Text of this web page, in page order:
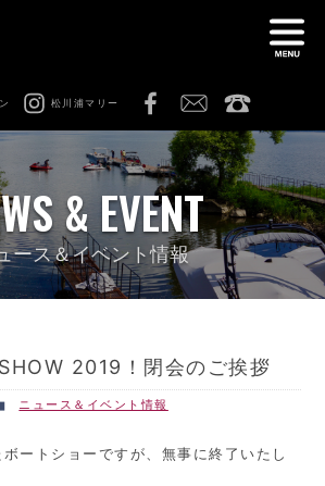
松川浦マリー
在庫情報
猪苗代ビーチサイドマリーナ
& EVENT
ース＆イベント情報
2019！閉会のご挨拶
ニュース＆イベント情報
ートショーですが、無事に終了いたし